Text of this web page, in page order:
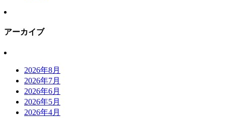
アーカイブ
2026年8月
2026年7月
2026年6月
2026年5月
2026年4月